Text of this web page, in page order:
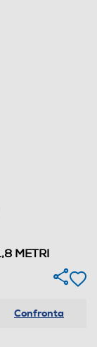
METRI
Confronta